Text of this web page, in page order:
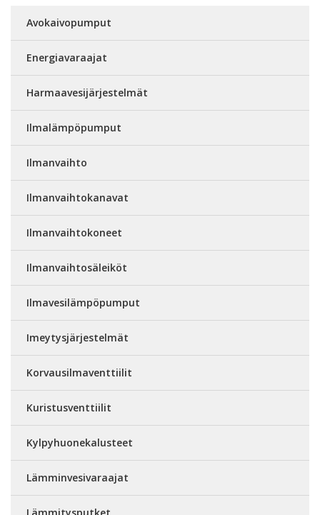
Avokaivopumput
Energiavaraajat
Harmaavesijärjestelmät
Ilmalämpöpumput
Ilmanvaihto
Ilmanvaihtokanavat
Ilmanvaihtokoneet
Ilmanvaihtosäleiköt
Ilmavesilämpöpumput
Imeytysjärjestelmät
Korvausilmaventtiilit
Kuristusventtiilit
Kylpyhuonekalusteet
Lämminvesivaraajat